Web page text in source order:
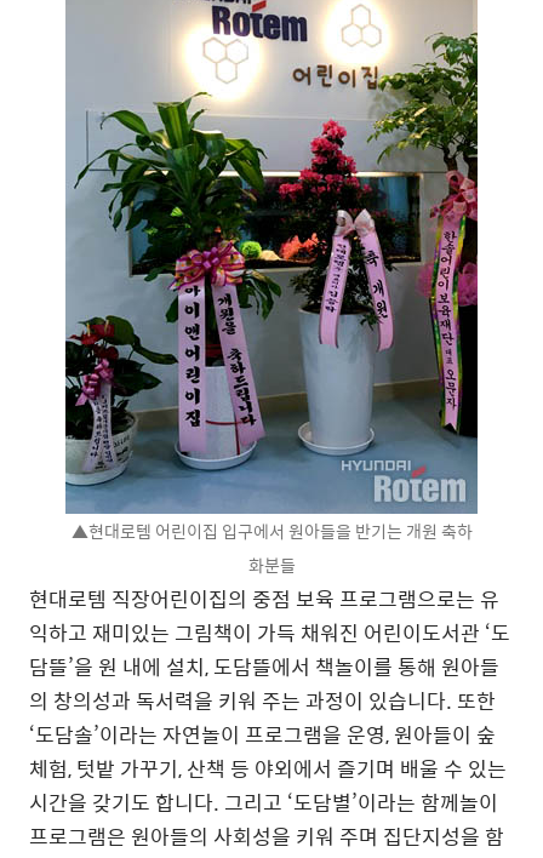
▲현대로템 어린이집 입구에서 원아들을 반기는 개원 축하
화분들
현대로템 직장어린이집의 중점 보육 프로그램으로는 유
익하고 재미있는 그림책이 가득 채워진 어린이도서관 ‘도
담뜰’을 원 내에 설치, 도담뜰에서 책놀이를 통해 원아들
의 창의성과 독서력을 키워 주는 과정이 있습니다. 또한
‘도담솔’이라는 자연놀이 프로그램을 운영, 원아들이 숲
체험, 텃밭 가꾸기, 산책 등 야외에서 즐기며 배울 수 있는
시간을 갖기도 합니다. 그리고 ‘도담별’이라는 함께놀이
프로그램은 원아들의 사회성을 키워 주며 집단지성을 함